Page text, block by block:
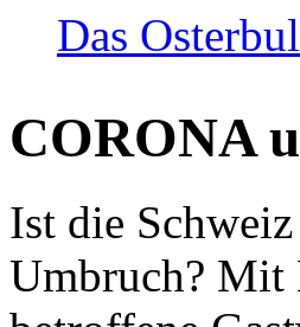
Das
CORONA
Ist die
Umbruch? Mit